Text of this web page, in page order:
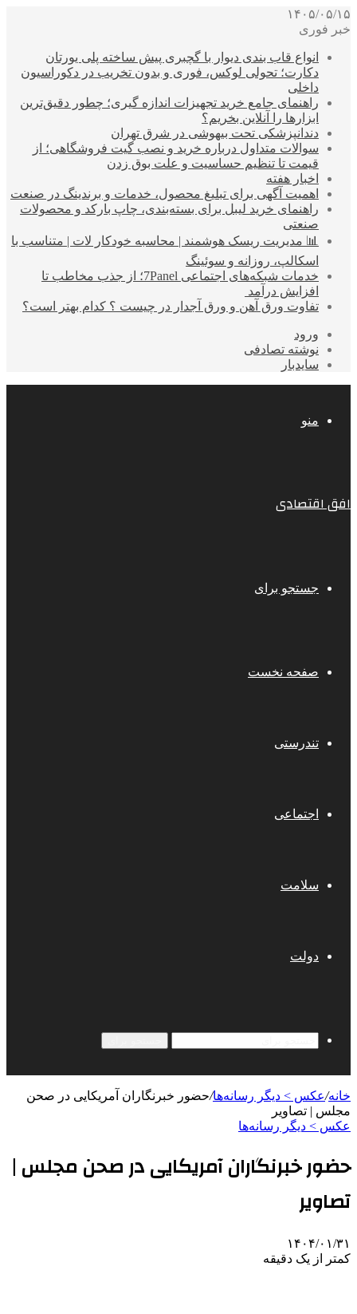
۱۴۰۵/۰۵/۱۵
خبر فوری
انواع قاب بندی دیوار با گچبری پیش ساخته پلی یورتان
دکارت؛ تحولی لوکس، فوری و بدون تخریب در دکوراسیون
داخلی
راهنمای جامع خرید تجهیزات اندازه گیری؛ چطور دقیق‌ترین
ابزارها را آنلاین بخریم؟
دندانپزشکی تحت بیهوشی در شرق تهران
سوالات متداول درباره خرید و نصب گیت فروشگاهی؛ از
قیمت تا تنظیم حساسیت و علت بوق زدن
اخبار هفته
اهمیت آگهی برای تبلیغ محصول، خدمات و برندینگ در صنعت
راهنمای خرید لیبل برای بسته‌بندی، چاپ بارکد و محصولات
صنعتی
📊 مدیریت ریسک هوشمند | محاسبه خودکار لات | متناسب با
اسکالپ، روزانه و سوئینگ
خدمات شبکه‌های اجتماعی 7Panel؛ از جذب مخاطب تا
افزایش درآمد
تفاوت ورق آهن و ورق آجدار در چیست ؟ کدام بهتر است؟
ورود
نوشته تصادفی
سایدبار
منو
افق اقتصادی
جستجو برای
صفحه نخست
تندرستی
اجتماعی
سلامت
دولت
خانه/عکس > دیگر رسانه‌ها/حضور خبرنگاران آمریکایی در صحن
مجلس | تصاویر
عکس > دیگر رسانه‌ها
حضور خبرنگاران آمریکایی در صحن مجلس |
تصاویر
۱۴۰۴/۰۱/۳۱
کمتر از یک دقیقه